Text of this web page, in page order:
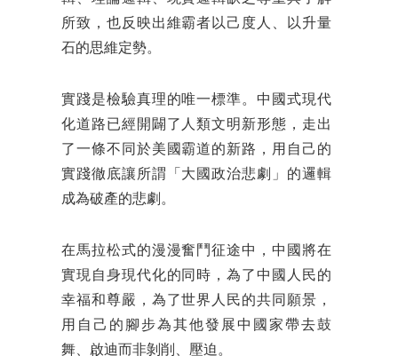
所致，也反映出維霸者以己度人、以升量
石的思維定勢。
實踐是檢驗真理的唯一標準。中國式現代
化道路已經開闢了人類文明新形態，走出
了一條不同於美國霸道的新路，用自己的
實踐徹底讓所謂「大國政治悲劇」的邏輯
成為破產的悲劇。
在馬拉松式的漫漫奮鬥征途中，中國將在
實現自身現代化的同時，為了中國人民的
幸福和尊嚴，為了世界人民的共同願景，
用自己的腳步為其他發展中國家帶去鼓
舞、啟迪而非剝削、壓迫。